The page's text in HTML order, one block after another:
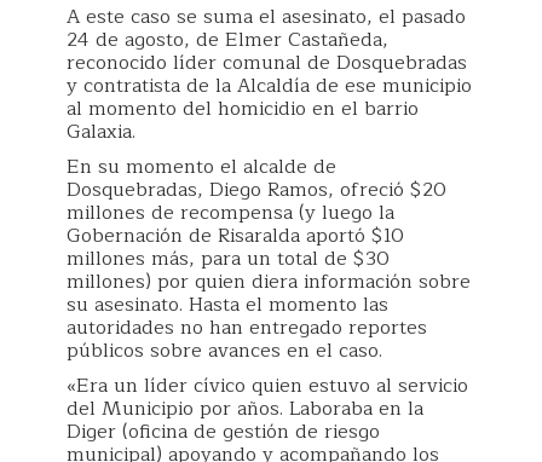
A este caso se suma el asesinato, el pasado
24 de agosto, de Elmer Castañeda,
reconocido líder comunal de Dosquebradas
y contratista de la Alcaldía de ese municipio
al momento del homicidio en el barrio
Galaxia.
En su momento el alcalde de
Dosquebradas, Diego Ramos, ofreció $20
millones de recompensa (y luego la
Gobernación de Risaralda aportó $10
millones más, para un total de $30
millones) por quien diera información sobre
su asesinato. Hasta el momento las
autoridades no han entregado reportes
públicos sobre avances en el caso.
«Era un líder cívico quien estuvo al servicio
del Municipio por años. Laboraba en la
Diger (oficina de gestión de riesgo
municipal) apoyando y acompañando los